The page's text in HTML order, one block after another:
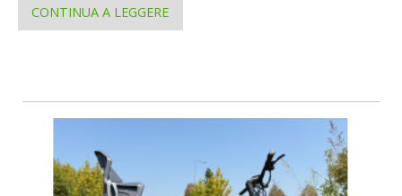
CONTINUA A LEGGERE